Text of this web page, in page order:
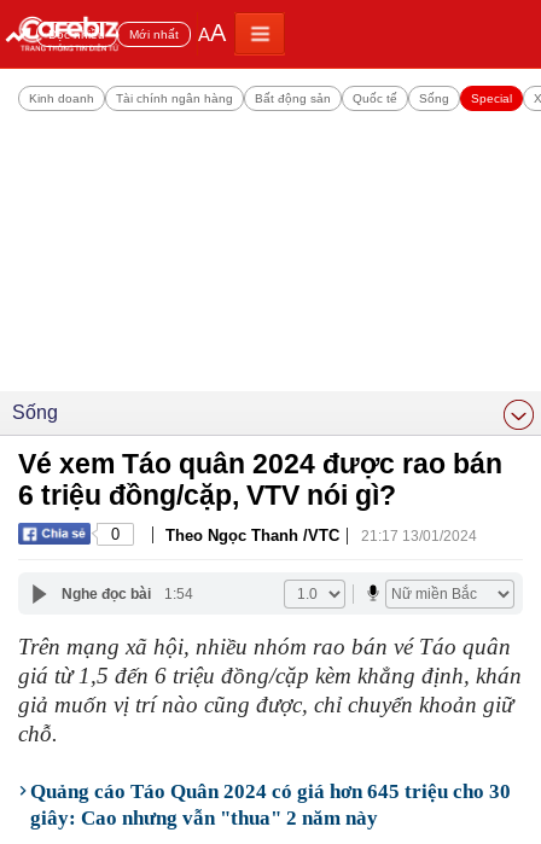
Đọc nhiều Mới nhất AA
Kinh doanh Tài chính ngân hàng Bất động sản Quốc tế Sống Special
Sống
Vé xem Táo quân 2024 được rao bán
6 triệu đồng/cặp, VTV nói gì?
0 | Theo Ngọc Thanh /VTC | 21:17 13/01/2024
Nghe đọc bài 1:54
Trên mạng xã hội, nhiều nhóm rao bán vé Táo quân
giá từ 1,5 đến 6 triệu đồng/cặp kèm khẳng định, khán
giả muốn vị trí nào cũng được, chỉ chuyển khoản giữ
chỗ.
Quảng cáo Táo Quân 2024 có giá hơn 645 triệu cho 30
giây: Cao nhưng vẫn "thua" 2 năm này